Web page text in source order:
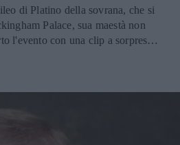
di Platino della sovrana, che si
Palace, sua maestà non
l'evento con una clip a sorpresa
da Michael Bond.